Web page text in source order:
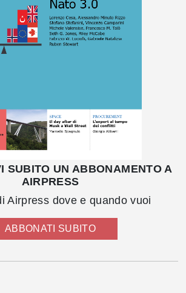
SUBITO UN ABBONAMENTO A
AIRPRESS
Airpress dove e quando vuoi
ABBONATI SUBITO